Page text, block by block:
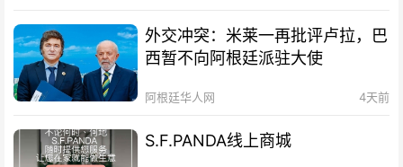
外交冲突：米莱一再批评卢拉，巴
西暂不向阿根廷派驻大使
阿根廷华人网 4天前
S.F.PANDA线上商城